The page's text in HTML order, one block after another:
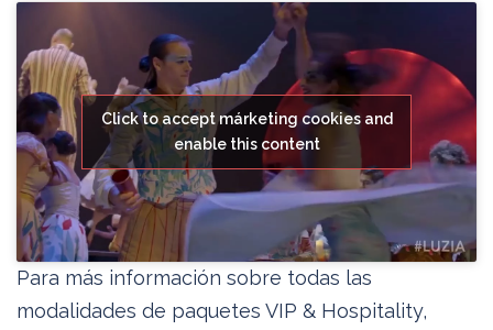
Click to accept márketing cookies and
enable this content
Para más información sobre todas las
modalidades de paquetes VIP & Hospitality,